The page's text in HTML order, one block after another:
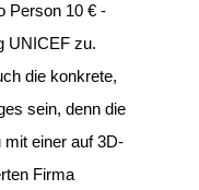
Person 10 € -
UNICEF zu.
die konkrete,
sein, denn die
einer auf 3D-
Firma